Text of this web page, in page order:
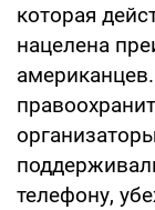
которая
нацелена
телефону,